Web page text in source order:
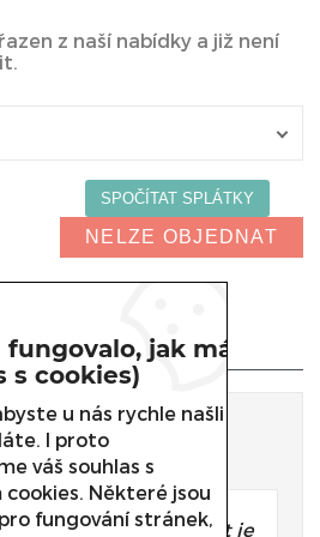
z naší nabídky a již není
NELZE OBJEDNAT
prodejci
poradit, který produkt je
fungovalo, jak má
s cookies)
u nás rychle našli
I proto
váš souhlas s
cookies. Některé jsou
fungování stránek,